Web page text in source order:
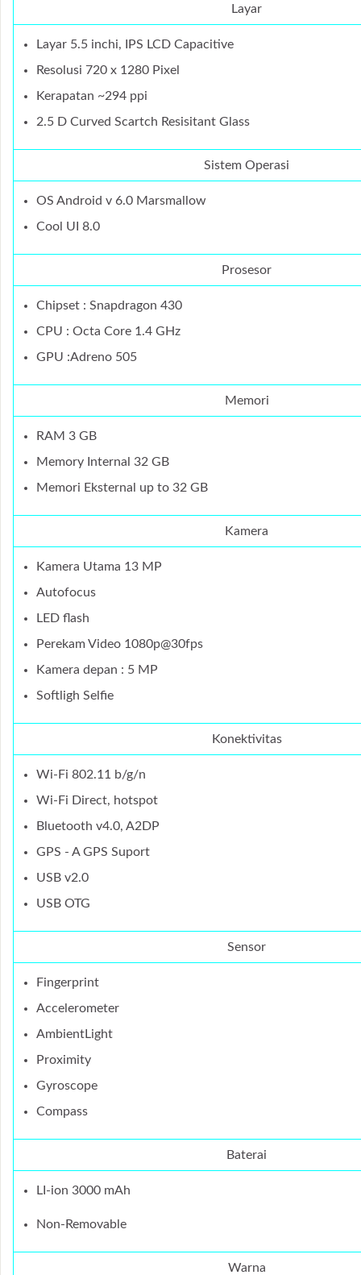
Layar
Layar 5.5 inchi, IPS LCD Capacitive
Resolusi 720 x 1280 Pixel
Kerapatan ~294 ppi
2.5 D Curved Scartch Resisitant Glass
Sistem Operasi
OS Android v 6.0 Marsmallow
Cool UI 8.0
Prosesor
Chipset : Snapdragon 430
CPU : Octa Core 1.4 GHz
GPU :Adreno 505
Memori
RAM 3 GB
Memory Internal 32 GB
Memori Eksternal up to 32 GB
Kamera
Kamera Utama 13 MP
Autofocus
LED flash
Perekam Video 1080p@30fps
Kamera depan : 5 MP
Softligh Selfie
Konektivitas
Wi-Fi 802.11 b/g/n
Wi-Fi Direct, hotspot
Bluetooth v4.0, A2DP
GPS - A GPS Suport
USB v2.0
USB OTG
Sensor
Fingerprint
Accelerometer
AmbientLight
Proximity
Gyroscope
Compass
Baterai
LI-ion 3000 mAh
Non-Removable
Warna